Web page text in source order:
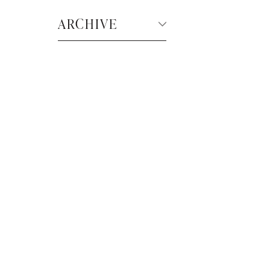
ARCHIVE